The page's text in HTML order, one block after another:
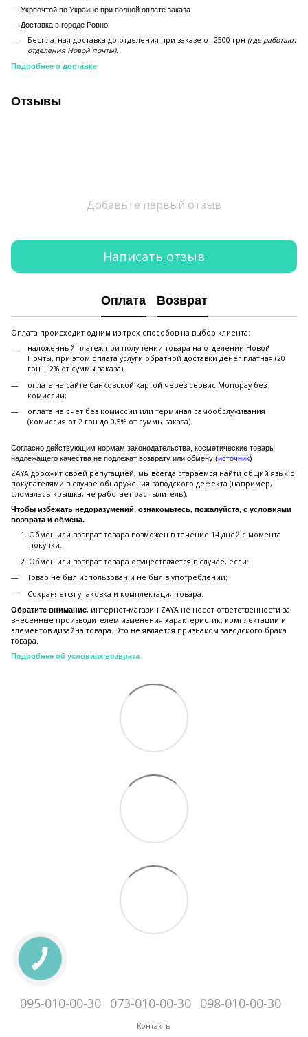
— Укрпочтой по Украине при полной оплате заказа
— Доставка в городе Ровно.
Бесплатная доставка до отделения при заказе от 2500 грн (где работают
отделения Новой почты).
Подробнее о доставке
Отзывы
Добавьте первый отзыв
Написать отзыв
Оплата Возврат
Оплата происходит одним из трех способов на выбор клиента:
наложенный платеж при получении товара на отделении Новой
Почты, при этом оплата услуги обратной доставки денег платная (20
грн + 2% от суммы заказа);
оплата на сайте банковской картой через сервис Monopay без
комиссии;
оплата на счет без комиссии или терминал самообслуживания
(комиссия от 2 грн до 0,5% от суммы заказа).
Согласно действующим нормам законодательства, косметические товары
надлежащего качества не подлежат возврату или обмену (источник)
ZAYA дорожит своей репутацией, мы всегда стараемся найти общий язык с
покупателями в случае обнаружения заводского дефекта (например,
сломалась крышка, не работает распылитель).
Чтобы избежать недоразумений, ознакомьтесь, пожалуйста, с условиями
возврата и обмена.
Обмен или возврат товара возможен в течение 14 дней с момента
покупки.
Обмен или возврат товара осуществляется в случае, если:
Товар не был использован и не был в употреблении;
Сохраняется упаковка и комплектация товара.
Обратите внимание, интернет-магазин ZAYA не несет ответственности за
внесенные производителем изменения характеристик, комплектации и
элементов дизайна товара. Это не является признаком заводского брака
товара.
Подробнее об условиях возврата
095-010-00-30 073-010-00-30 098-010-00-30
Контакты